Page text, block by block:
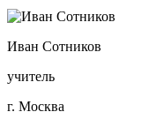
Иван Сотников
учитель
г. Москва